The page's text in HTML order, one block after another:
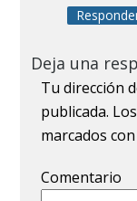
Deja una
Tu dirección
publicada.
marcados
Comentario